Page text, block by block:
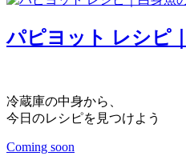
パピヨット レシピ
冷蔵庫の中身から、
今日のレシピを見つけよう
Coming soon